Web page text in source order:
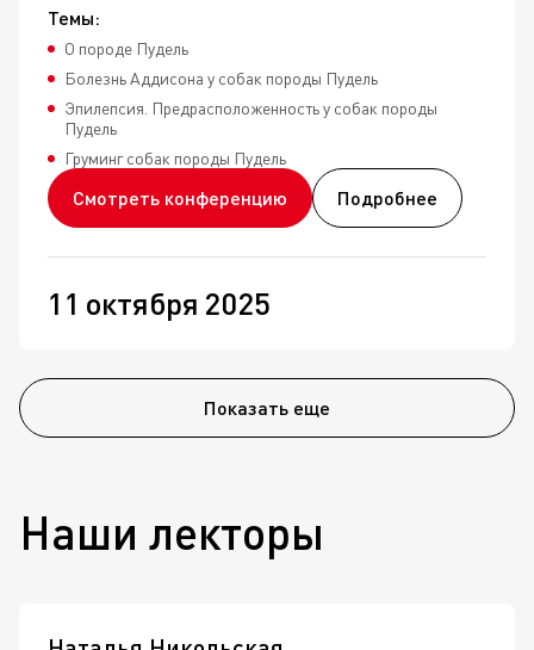
11 октября 2025
Темы:
О породе Пудель
Болезнь Аддисона у собак породы Пудель
Эпилепсия. Предрасположенность у собак породы
Пудель
Груминг собак породы Пудель
Смотреть конференцию Подробнее
Показать еще
Наши лекторы